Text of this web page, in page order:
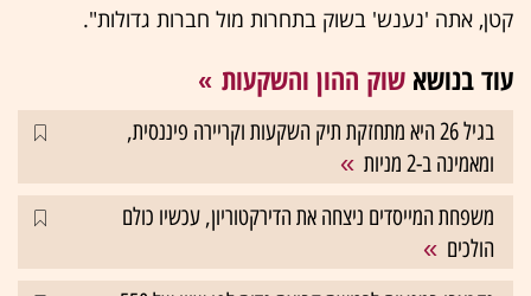
קטן, אתה 'נענש' בשוק בתחרות מול חברות גדולות".
עוד בנושא שוק ההון והשקעות
בגיל 26 היא מתחזקת תיק השקעות וקריירה פיננסית,
ומאמינה ב-2 מניות
משפחת המייסדים ניצחה את הדירקטוריון, עכשיו כולם
הולכים